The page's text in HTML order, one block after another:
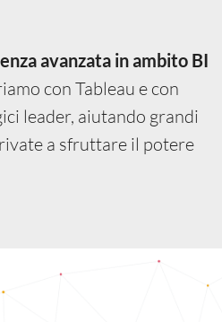
avanzata in ambito BI
con Tableau e con
leader, aiutando grandi
a sfruttare il potere